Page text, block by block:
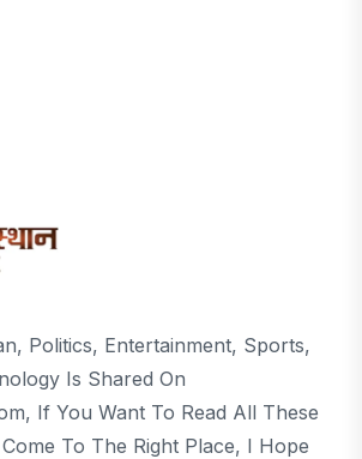
Politics, Entertainment, Sports,
Is Shared On
If You Want To Read All These
To The Right Place, I Hope